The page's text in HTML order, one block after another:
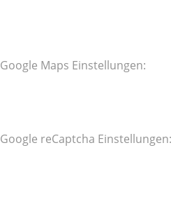
Google Maps Einstellungen:
Google reCaptcha Einstellungen: